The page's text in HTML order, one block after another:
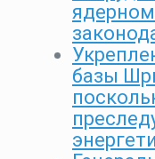
ядерном
базы